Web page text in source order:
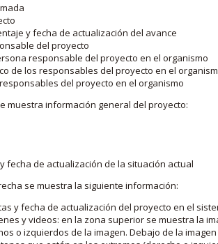
y fecha de actualización del avance
del proyecto
responsable del proyecto en el organismo
de los responsables del proyecto en el
del proyecto en el organismo
muestra información general del proyecto:
fecha de actualización de la situación actual
se muestra la siguiente información:
y fecha de actualización del proyecto en el
y videos: en la zona superior se muestra la
o izquierdos de la imagen. Debajo de la